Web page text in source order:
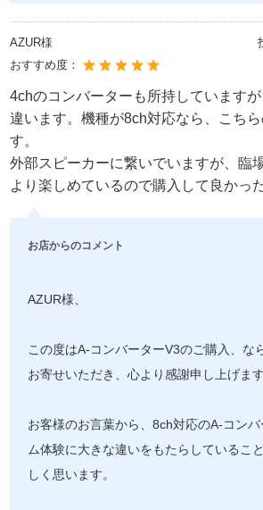
AZUR様
おすすめ度：
4chのコンバーターも所持しています
違います。機種が8ch対応なら、こち
す。
外部スピーカーに繋いでいますが、臨
より楽しめているので購入して良かっ
お店からのコメント
AZUR様、
この度はA-コンバーターV3のご購入、な
お寄せいただき、心より感謝申し上げます
お客様のお言葉から、8ch対応のA-コン
ム体験に大きな違いをもたらしているこ
しく思います。